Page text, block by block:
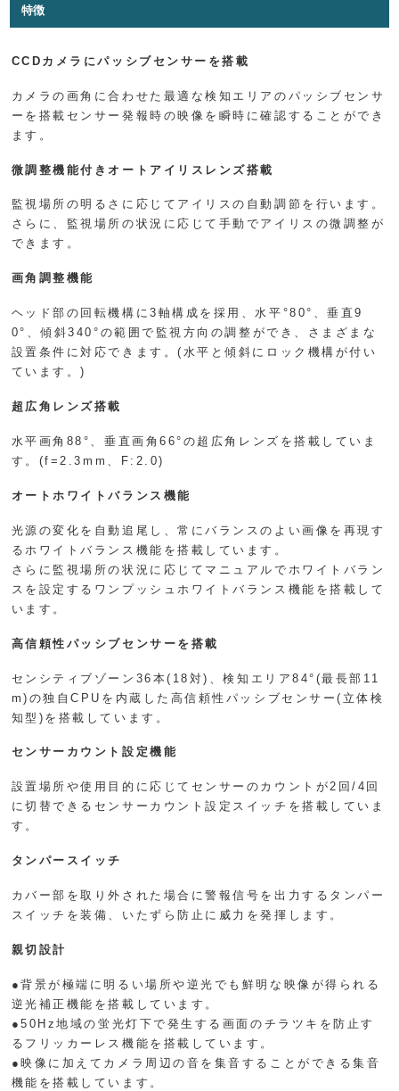
特徴
CCDカメラにパッシブセンサーを搭載
カメラの画角に合わせた最適な検知エリアのパッシブセンサ
ーを搭載センサー発報時の映像を瞬時に確認することができ
ます。
微調整機能付きオートアイリスレンズ搭載
監視場所の明るさに応じてアイリスの自動調節を行います。
さらに、監視場所の状況に応じて手動でアイリスの微調整が
できます。
画角調整機能
ヘッド部の回転機構に3軸構成を採用、水平°80°、垂直9
0°、傾斜340°の範囲で監視方向の調整ができ、さまざまな
設置条件に対応できます。(水平と傾斜にロック機構が付い
ています。)
超広角レンズ搭載
水平画角88°、垂直画角66°の超広角レンズを搭載していま
す。(f=2.3mm、F:2.0)
オートホワイトバランス機能
光源の変化を自動追尾し、常にバランスのよい画像を再現す
るホワイトバランス機能を搭載しています。
さらに監視場所の状況に応じてマニュアルでホワイトバラン
スを設定するワンプッシュホワイトバランス機能を搭載して
います。
高信頼性パッシブセンサーを搭載
センシティブゾーン36本(18対)、検知エリア84°(最長部11
m)の独自CPUを内蔵した高信頼性パッシブセンサー(立体検
知型)を搭載しています。
センサーカウント設定機能
設置場所や使用目的に応じてセンサーのカウントが2回/4回
に切替できるセンサーカウント設定スイッチを搭載していま
す。
タンパースイッチ
カバー部を取り外された場合に警報信号を出力するタンパー
スイッチを装備、いたずら防止に威力を発揮します。
親切設計
●背景が極端に明るい場所や逆光でも鮮明な映像が得られる
逆光補正機能を搭載しています。
●50Hz地域の蛍光灯下で発生する画面のチラツキを防止す
るフリッカーレス機能を搭載しています。
●映像に加えてカメラ周辺の音を集音することができる集音
機能を搭載しています。